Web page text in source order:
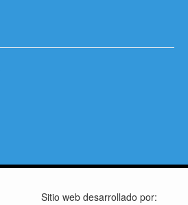
Sitio web desarrollado por: